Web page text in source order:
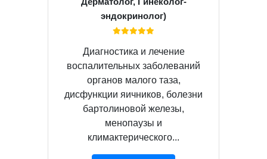
эндокринолог)
Диагностика и лечение
воспалительных заболеваний
органов малого таза,
дисфункции яичников, болезни
бартолиновой железы,
менопаузы и
климактерического...